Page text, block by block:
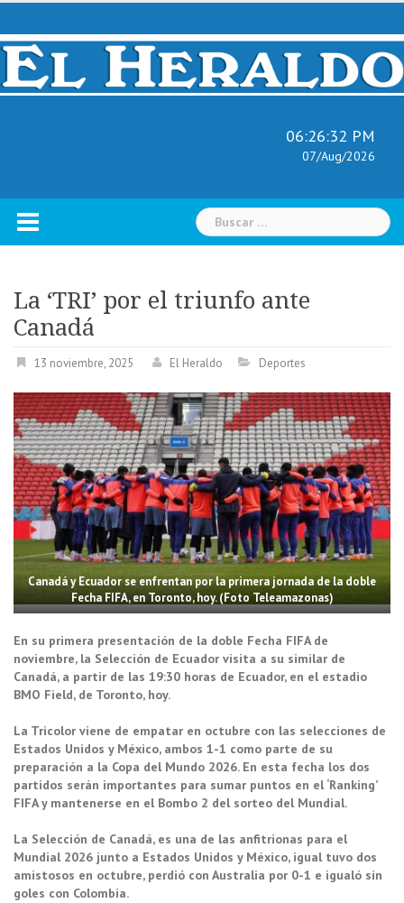
Skip
content
06:26:33 PM
07/Aug/2026
Buscar:
La ‘TRI’ por el triunfo ante
Canadá
13 noviembre, 2025 El Heraldo Deportes
Canadá y Ecuador se enfrentan por la primera jornada de la doble
Fecha FIFA, en Toronto, hoy. (Foto Teleamazonas)
En su primera presentación de la doble Fecha FIFA de
noviembre, la Selección de Ecuador visita a su similar de
Canadá, a partir de las 19:30 horas de Ecuador, en el estadio
BMO Field, de Toronto, hoy.
La Tricolor viene de empatar en octubre con las selecciones de
Estados Unidos y México, ambos 1-1 como parte de su
preparación a la Copa del Mundo 2026. En esta fecha los dos
partidos serán importantes para sumar puntos en el ‘Ranking’
FIFA y mantenerse en el Bombo 2 del sorteo del Mundial.
La Selección de Canadá, es una de las anfitrionas para el
Mundial 2026 junto a Estados Unidos y México, igual tuvo dos
amistosos en octubre, perdió con Australia por 0-1 e igualó sin
goles con Colombia.